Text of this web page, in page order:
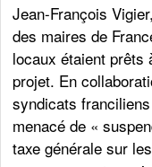
Jean-François
des maires de
locaux étaient prêts
projet. En
syndicats
menacé de «
taxe générale sur